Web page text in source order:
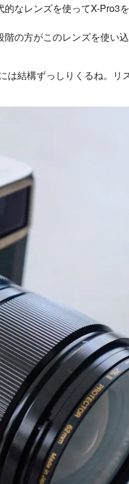
なレンズを使ってX-Pro3
の方がこのレンズを使い
結構ずっしりくるね。